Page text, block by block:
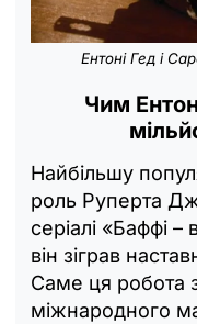
Ентоні Гед і
Чим
Найбільшу
роль Руперта
серіалі «Баффі
він зіграв
Саме ця робота
міжнародного